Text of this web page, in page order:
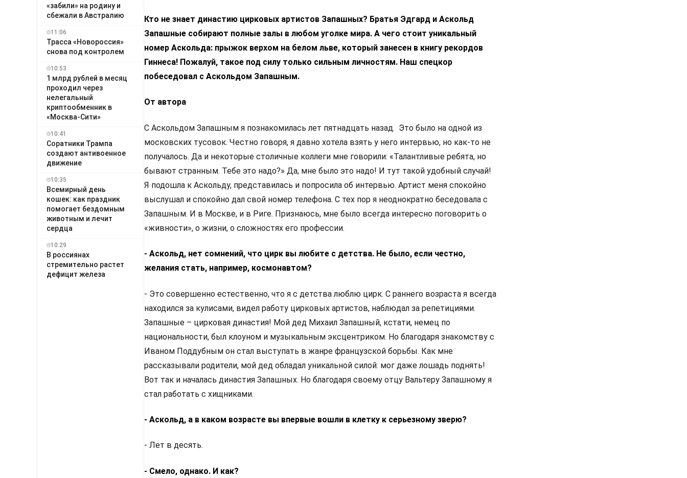
«забили» на родину и
сбежали в Австралию
11:06
Трасса «Новороссия»
снова под контролем
10:53
1 млрд рублей в месяц
проходил через
нелегальный
криптообменник в
«Москва-Сити»
10:41
Соратники Трампа
создают антивоенное
движение
10:35
Всемирный день
кошек: как праздник
помогает бездомным
животным и лечит
сердца
10:29
В россиянах
стремительно растет
дефицит железа
Кто не знает династию цирковых артистов Запашных? Братья Эдгард и Аскольд
Запашные собирают полные залы в любом уголке мира. А чего стоит уникальный
номер Аскольда: прыжок верхом на белом льве, который занесен в книгу рекордов
Гиннеса! Пожалуй, такое под силу только сильным личностям. Наш спецкор
побеседовал с Аскольдом Запашным.
От автора
С Аскольдом Запашным я познакомилась лет пятнадцать назад. Это было на одной из
московских тусовок. Честно говоря, я давно хотела взять у него интервью, но как-то не
получалось. Да и некоторые столичные коллеги мне говорили: «Талантливые ребята, но
бывают странным. Тебе это надо?» Да, мне было это надо! И тут такой удобный случай!
Я подошла к Аскольду, представилась и попросила об интервью. Артист меня спокойно
выслушал и спокойно дал свой номер телефона. С тех пор я неоднократно беседовала с
Запашным. И в Москве, и в Риге. Признаюсь, мне было всегда интересно поговорить о
«живности», о жизни, о сложностях его профессии.
- Аскольд, нет сомнений, что цирк вы любите с детства. Не было, если честно,
желания стать, например, космонавтом?
- Это совершенно естественно, что я с детства люблю цирк. С раннего возраста я всегда
находился за кулисами, видел работу цирковых артистов, наблюдал за репетициями.
Запашные – цирковая династия! Мой дед Михаил Запашный, кстати, немец по
национальности, был клоуном и музыкальным эксцентриком. Но благодаря знакомству с
Иваном Поддубным он стал выступать в жанре французской борьбы. Как мне
рассказывали родители, мой дед обладал уникальной силой: мог даже лошадь поднять!
Вот так и началась династия Запашных. Но благодаря своему отцу Вальтеру Запашному я
стал работать с хищниками.
- Аскольд, а в каком возрасте вы впервые вошли в клетку к серьезному зверю?
- Лет в десять.
- Смело, однако. И как?